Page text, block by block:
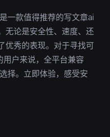
一款值得推荐的写文章ai
无论是安全性、速度、还
优秀的表现。对于寻找可
户来说，全平台兼容
择。立即体验，感受安